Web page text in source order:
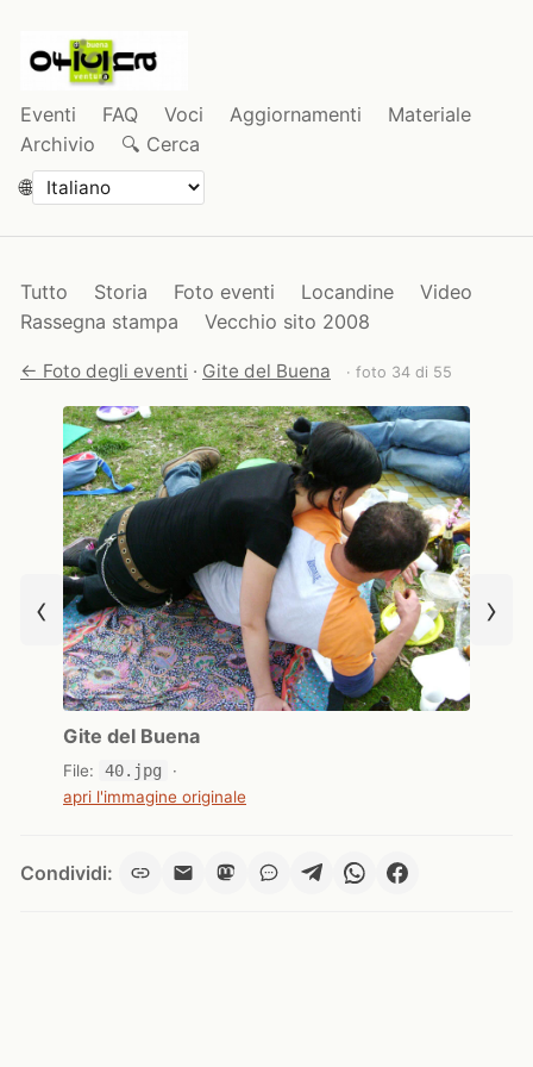
Eventi FAQ Voci Aggiornamenti
Materiale
Archivio
🔍 Cerca
🌐
Tutto Storia Foto eventi Locandine
Video
Rassegna stampa
Vecchio sito 2008
← Foto degli eventi · Gite del Buena · foto 34 di 55
‹
Gite del Buena
File: 40.jpg
·
apri l'immagine originale
›
Condividi: